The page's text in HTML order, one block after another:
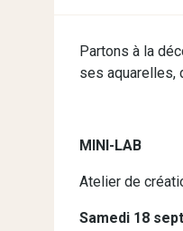
Partons à la
ses aquarelles,
MINI-LAB
Atelier de
Samedi 18